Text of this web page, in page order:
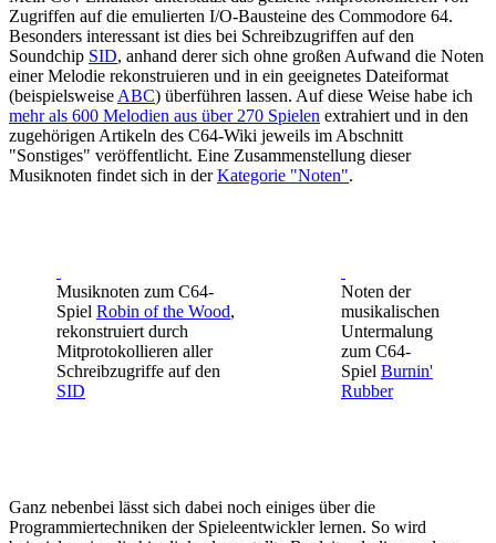
Zugriffen auf die emulierten I/O-Bausteine des Commodore 64.
Besonders interessant ist dies bei Schreibzugriffen auf den
Soundchip SID, anhand derer sich ohne großen Aufwand die Noten
einer Melodie rekonstruieren und in ein geeignetes Dateiformat
(beispielsweise ABC) überführen lassen. Auf diese Weise habe ich
mehr als 600 Melodien aus über 270 Spielen extrahiert und in den
zugehörigen Artikeln des C64-Wiki jeweils im Abschnitt
"Sonstiges" veröffentlicht. Eine Zusammenstellung dieser
Musiknoten findet sich in derKategorie "Noten".
Musiknoten zum C64-
Spiel Robin of the Wood,
rekonstruiert durch
Mitprotokollieren aller
Schreibzugriffe auf den
SID
Noten der
musikalischen
Untermalung
zum C64-
Spiel Burnin'
Rubber
Ganz nebenbei lässt sich dabei noch einiges über die
Programmiertechniken der Spieleentwickler lernen. So wird